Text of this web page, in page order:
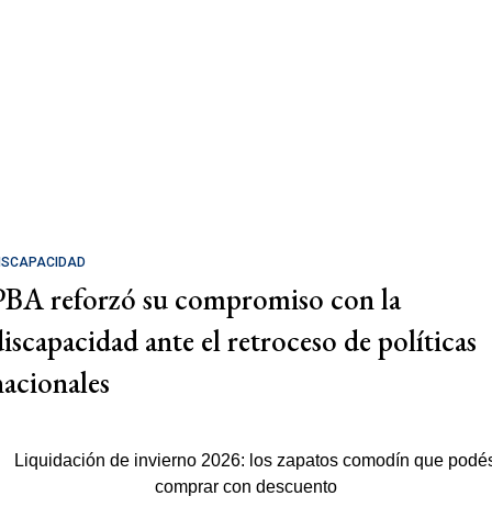
reforzó su compromiso con la
ante el retroceso de políticas